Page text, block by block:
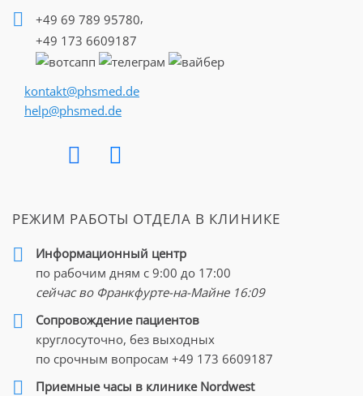
+49 69 789 95780,
+49 173 6609187
kontakt@phsmed.de
help@phsmed.de
РЕЖИМ РАБОТЫ ОТДЕЛА В КЛИНИКЕ
Информационный центр
по рабочим дням с 9:00 до 17:00
сейчас во Франкфурте-на-Майне 16:09
Cопровождение пациентов
круглосуточно, без выходных
по срочным вопросам +49 173 6609187
Приемные часы в клинике Nordwest